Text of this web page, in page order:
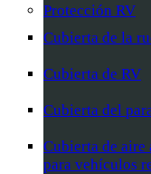
Protección RV
Cubierta de la
Cubierta de RV
Cubierta del
Cubierta de
para vehículos